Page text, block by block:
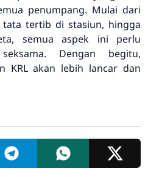
penumpang. Mulai dari
tata tertib di stasiun, hingga
semua aspek ini perlu
Dengan begitu,
KRL akan lebih lancar dan